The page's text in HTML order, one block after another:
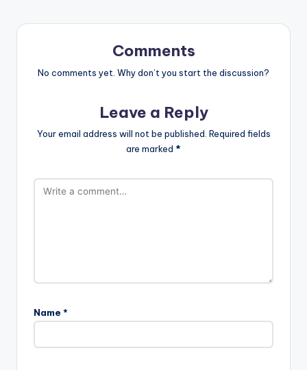
Comments
No comments yet. Why don’t you start the discussion?
Leave a Reply
Your email address will not be published. Required fields
are marked *
Name *